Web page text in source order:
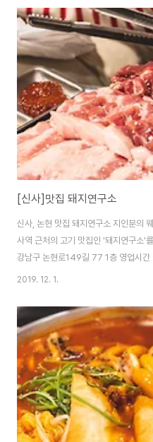
2200 옛스런 2층 가정집을 카페로 꾸
는 DJ가 음악을 바꿔주고 있었다. 2
의 시그니쳐는 '참깨'인 거 같았다. '아
(6000)'를 주문했다. 특이하게 소금과
이 귀여..
[신사]맛집 돼지연구소
신사, 논현 맛집 돼지연구소 지인분의
사역 근처의 고기 맛집인 '돼지연구소'
강남구 논현로149길 77 1층 영업시
24:00 연락처 : 02-6401-9000 메뉴
는 크지 않고 아담하다. 멜젓? 같은 양
인분은 흰 살을 가장 추천하지만 처음
시키셨단다. 크.. 불도 좋고, 고기도 좋
다. 나는 워낙 고기를 좋아해서 그런지
2019. 12. 1.